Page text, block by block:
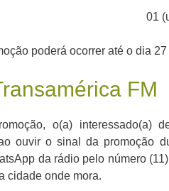
01
poderá ocorrer até o dia
FM
o(a) interessado(a)
ouvir o sinal da promoção
da rádio pelo número
cidade onde mora.